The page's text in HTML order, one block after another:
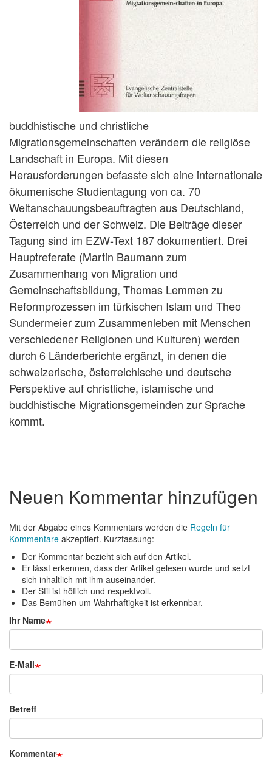
buddhistische und christliche
Migrationsgemeinschaften verändern die religiöse
Landschaft in Europa. Mit diesen
Herausforderungen befasste sich eine internationale
ökumenische Studientagung von ca. 70
Weltanschauungsbeauftragten aus Deutschland,
Österreich und der Schweiz. Die Beiträge dieser
Tagung sind im EZW-Text 187 dokumentiert. Drei
Hauptreferate (Martin Baumann zum
Zusammenhang von Migration und
Gemeinschaftsbildung, Thomas Lemmen zu
Reformprozessen im türkischen Islam und Theo
Sundermeier zum Zusammenleben mit Menschen
verschiedener Religionen und Kulturen) werden
durch 6 Länderberichte ergänzt, in denen die
schweizerische, österreichische und deutsche
Perspektive auf christliche, islamische und
buddhistische Migrationsgemeinden zur Sprache
kommt.
Neuen Kommentar hinzufügen
Mit der Abgabe eines Kommentars werden die Regeln für
Kommentare akzeptiert. Kurzfassung:
Der Kommentar bezieht sich auf den Artikel.
Er lässt erkennen, dass der Artikel gelesen wurde und setzt
sich inhaltlich mit ihm auseinander.
Der Stil ist höflich und respektvoll.
Das Bemühen um Wahrhaftigkeit ist erkennbar.
Ihr Name
E-Mail
Betreff
Kommentar